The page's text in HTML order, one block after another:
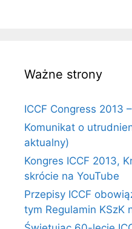
Ważne strony
ICCF Congress 2013
Komunikat o
aktualny)
Kongres ICCF 2013,
skrócie na YouTube
Przepisy ICCF
tym Regulamin KSzK